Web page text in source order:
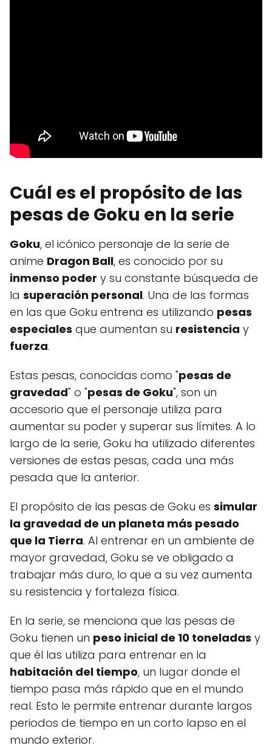
Cuál es el propósito de las
pesas de Goku en la serie
Goku, el icónico personaje de la serie de
anime Dragon Ball, es conocido por su
inmenso poder y su constante búsqueda de
la superación personal. Una de las formas
en las que Goku entrena es utilizando pesas
especiales que aumentan su resistencia y
fuerza.
Estas pesas, conocidas como "pesas de
gravedad" o "pesas de Goku", son un
accesorio que el personaje utiliza para
aumentar su poder y superar sus límites. A lo
largo de la serie, Goku ha utilizado diferentes
versiones de estas pesas, cada una más
pesada que la anterior.
El propósito de las pesas de Goku es simular
la gravedad de un planeta más pesado
que la Tierra. Al entrenar en un ambiente de
mayor gravedad, Goku se ve obligado a
trabajar más duro, lo que a su vez aumenta
su resistencia y fortaleza física.
En la serie, se menciona que las pesas de
Goku tienen un peso inicial de 10 toneladas y
que él las utiliza para entrenar en la
habitación del tiempo, un lugar donde el
tiempo pasa más rápido que en el mundo
real. Esto le permite entrenar durante largos
periodos de tiempo en un corto lapso en el
mundo exterior.